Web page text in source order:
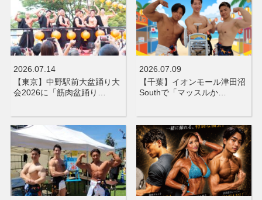
2026.07.14
【東京】中野駅前大盆踊り大
会2026に「筋肉盆踊り…
2026.07.09
【千葉】イオンモール津田沼
Southで「マッスルか…